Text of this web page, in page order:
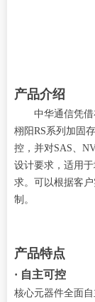
产品介绍
中华通信凭借
栩阳RS系列加固
控，并对SAS、
设计要求，适用
求。可以根据客
制。
产品特点
· 自主可控
核心元器件全面